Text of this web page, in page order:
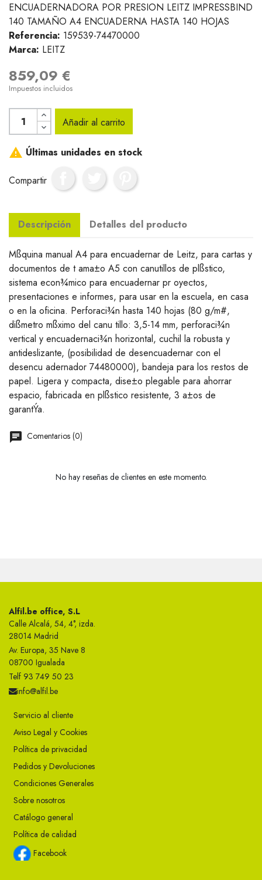
ENCUADERNADORA POR PRESION LEITZ IMPRESSBIND
140 TAMAÑO A4 ENCUADERNA HASTA 140 HOJAS
Referencia: 159539-74470000
Marca: LEITZ
859,09 €
Impuestos incluidos
Añadir al carrito
 Últimas unidades en stock
Compartir
Descripción Detalles del producto
Mßquina manual A4 para encuadernar de Leitz, para cartas y
documentos de t ama±o A5 con canutillos de plßstico,
sistema econ¾mico para encuadernar pr oyectos,
presentaciones e informes, para usar en la escuela, en casa
o en la oficina. Perforaci¾n hasta 140 hojas (80 g/m#,
dißmetro mßximo del canu tillo: 3,5-14 mm, perforaci¾n
vertical y encuadernaci¾n horizontal, cuchil la robusta y
antideslizante, (posibilidad de desencuadernar con el
desencu adernador 74480000), bandeja para los restos de
papel. Ligera y compacta, dise±o plegable para ahorrar
espacio, fabricada en plßstico resistente, 3 a±os de
garantÝa.
Comentarios (0)
No hay reseñas de clientes en este momento.
Alfil.be office, S.L
Calle Alcalá, 54, 4°, izda.
28014 Madrid
Av. Europa, 35 Nave 8
08700 Igualada
Telf 93 749 50 23
info@alfil.be
Servicio al cliente
Aviso Legal y Cookies
Política de privacidad
Pedidos y Devoluciones
Condiciones Generales
Sobre nosotros
Catálogo general
Política de calidad
Facebook